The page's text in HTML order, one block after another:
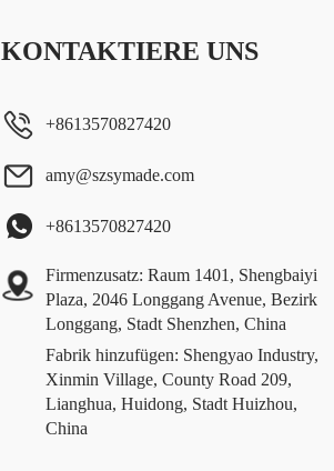
KONTAKTIERE UNS
+8613570827420
amy@szsymade.com
+8613570827420
Firmenzusatz: Raum 1401, Shengbaiyi
Plaza, 2046 Longgang Avenue, Bezirk
Longgang, Stadt Shenzhen, China
Fabrik hinzufügen: Shengyao Industry,
Xinmin Village, County Road 209,
Lianghua, Huidong, Stadt Huizhou,
China